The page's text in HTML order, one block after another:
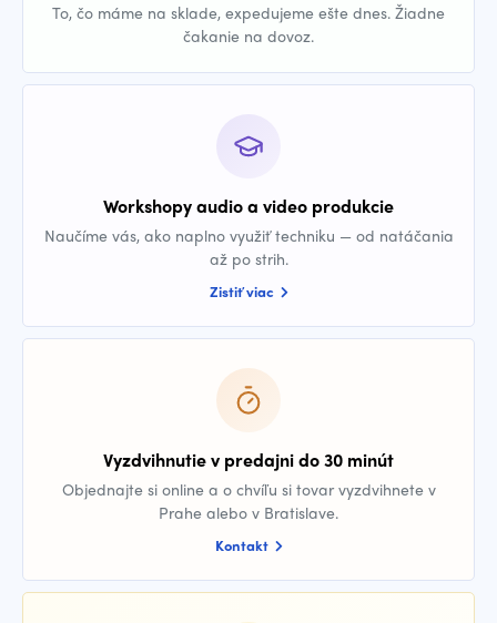
To, čo máme na sklade, expedujeme ešte dnes. Žiadne
čakanie na dovoz.
Workshopy audio a video produkcie
Naučíme vás, ako naplno využiť techniku — od natáčania
až po strih.
Zistiť viac
Vyzdvihnutie v predajni do 30 minút
Objednajte si online a o chvíľu si tovar vyzdvihnete v
Prahe alebo v Bratislave.
Kontakt